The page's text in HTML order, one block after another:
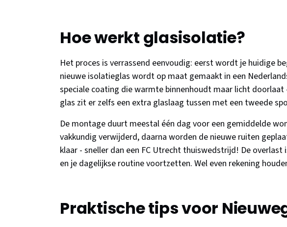
Hoe werkt glasisolatie?
Het proces is verrassend eenvoudig: eerst wordt je huidige
nieuwe isolatieglas wordt op maat gemaakt in een
speciale coating die warmte binnenhoudt maar licht
glas zit er zelfs een extra glaslaag tussen met een tweede
De montage duurt meestal één dag voor een gemiddelde
vakkundig verwijderd, daarna worden de nieuwe ruiten
klaar - sneller dan een FC Utrecht thuiswedstrijd! De
en je dagelijkse routine voortzetten. Wel even rekening
Praktische tips voor